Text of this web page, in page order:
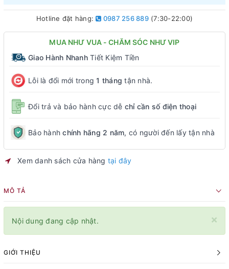
Hotline đặt hàng: 0987 256 889(7:30-22:00)
MUA NHƯ VUA - CHĂM SÓC NHƯ VIP
Giao Hành NhanhTiết Kiệm Tiền
Lỗi là đổi mới trong1 tháng tận nhà.
Đổi trả và bảo hành cực dễ chỉ cần số điện thoại
Bảo hànhchính hãng 2 năm, có người đến lấy tận nhà
Xem danh sách cửa hàng tại đây
MÔ TẢ
×
Nội dung đang cập nhật.
GIỚI THIỆU